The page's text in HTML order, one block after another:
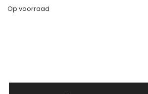
Op voorraad